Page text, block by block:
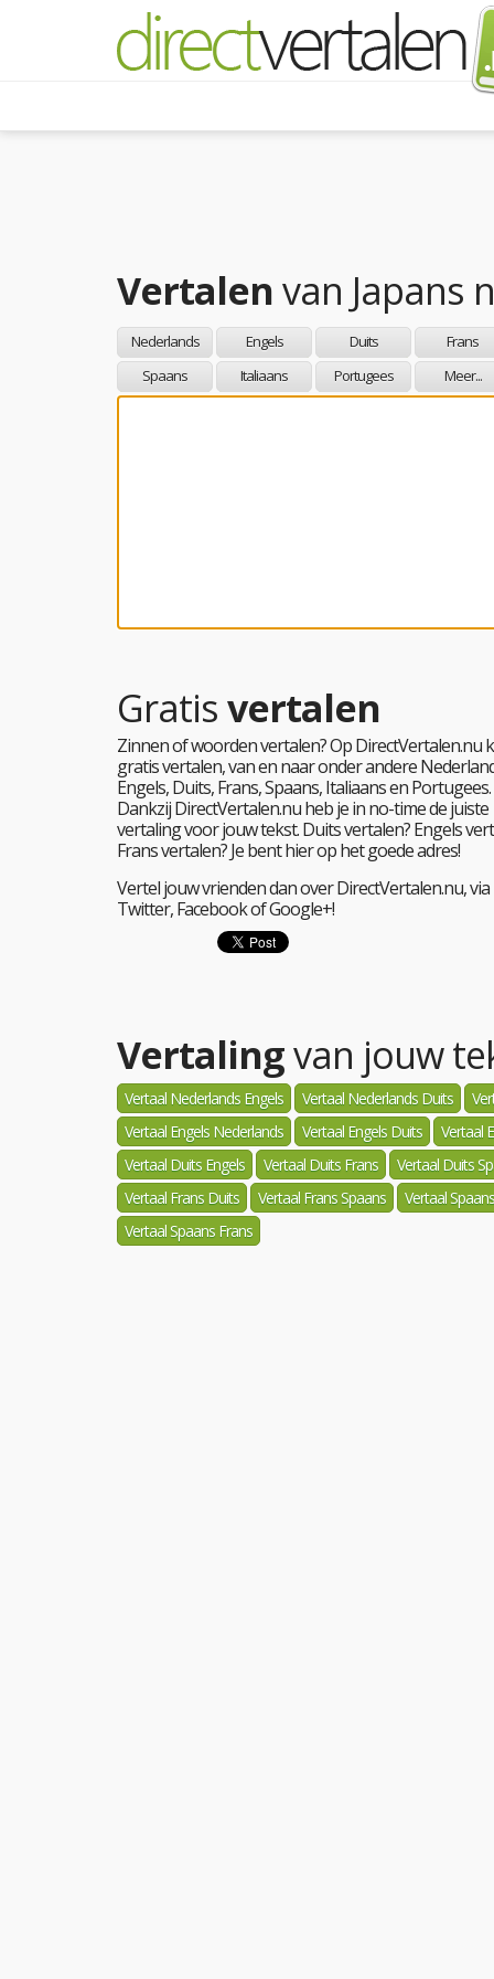
Vertalenvan Japans
Nederlands Engels Duits
Frans
Spaans
Italiaans Portugees Meer...
Gratisvertalen
Zinnen of woorden vertalen? Op DirectVertalen.nu
gratis vertalen, van en naar onder andere
Engels, Duits, Frans, Spaans, Italiaans en Portugees.
Dankzij DirectVertalen.nu heb je in no-time de juiste
vertaling voor jouw tekst. Duits vertalen? Engels
Frans vertalen? Je bent hier op het goede adres!
Vertel jouw vrienden dan over DirectVertalen.nu, via
Twitter, Facebook of Google+!
Vertalingvan jouw
Vertaal Nederlands Engels Vertaal Nederlands Duits
Vertaal Engels Nederlands
Vertaal Engels Duits
Vertaal
Vertaal Duits Engels
Vertaal Duits Frans
Vertaal Duits
Vertaal Frans Duits
Vertaal Frans Spaans
Vertaal
Vertaal Spaans Frans